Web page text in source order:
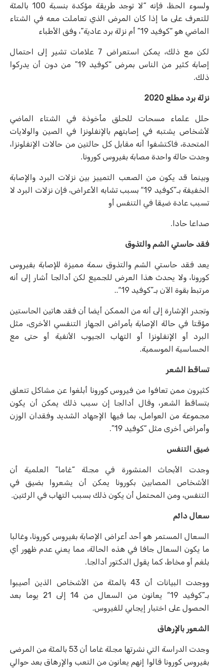
ولسوء الحظ، فإنه “لا توجد طريقة مؤكدة بنسبة 100 بالمئة
للتعرف على ما إذا كان المرض الذي تعاملت معه في الشتاء
الماضي هو “كوفيد 19” أم نزلة برد عادية”، وفق الأطباء
لكن مع ذلك، يمكن استعراض 7 علامات تشير إلى احتمال
إصابة كثير من الناس بمرض “كوفيد 19” من دون أن يدركوا
ذلك.
نزلة برد مطلع 2020
حلل علماء مسحات للحلق مأخوذة في الشتاء الماضي
لأشخاص يشتبه في إصابتهم بالإنفلونزا في الصين والولايات
المتحدة، فاكتشفوا أنه مقابل كل حالتين من حالات الإنفلونزا،
وجدت حالة واحدة مصابة بفيروس كورونا.
وبينما قد يكون من الصعب التمييز بين نزلات البرد والإصابة
الخفيفة بـ”كوفيد 19″ بسبب تشابه الأعراض، فإن نزلات البرد لا
تسبب عادة ضيقا في التنفس أو
صداعا حادا.
فقد حاستي الشم والتذوق
يعد فقد حاستي الشم والتذوق سمة مميزة للإصابة بفيروس
كورونا، ولا يحدث هذا العرض للجميع لكن أدالجا أشار إلى أنه
مرتبط بقوة الآن بـ”كوفيد 19″..
وتجدر الإشارة إلى أنه من الممكن أيضا أن فقد هاتين الحاستين
مؤقتا في حالة الإصابة بأمراض الجهاز التنفسي الأخرى، مثل
البرد أو الإنفلونزا أو التهاب الجيوب الأنفية أو حتى مع
الحساسية الموسمية.
تساقط الشعر
كثيرون ممن تعافوا من فيروس كورونا أبلغوا عن مشاكل تتعلق
بتساقط الشعر، وقال أدالجا إن سبب ذلك يمكن أن يكون
مجموعة من العوامل، بما فيها الإجهاد الشديد وفقدان الوزن
وأمراض أخرى مثل “كوفيد 19”.
ضيق التنفس
وجدت الأبحاث المنشورة في مجلة “غاما” العلمية أن
الأشخاص المصابين بكورونا يمكن أن يشعروا بضيق في
التنفس، ومن المحتمل أن يكون ذلك بسبب التهاب في الرئتين.
سعال دائم
السعال المستمر هو أحد أعراض الإصابة بفيروس كورونا، وغالبا
ما يكون السعال جافا في هذه الحالة، مما يعني عدم ظهور أي
بلغم أو مخاط، كما يقول الدكتور أدالجا.
ووجدت البيانات أن 43 بالمئة من الأشخاص الذين أصيبوا
بـ”كوفيد 19″ يعانون من السعال من 14 إلى 21 يوما بعد
الحصول على اختبار إيجابي للفيروس.
الشعور بالإرهاق
وجدت الدراسة التي نشرتها مجلة غاما أن 53 بالمئة من المرضى
بفيروس كورونا قالوا إنهم يعانون من التعب والإرهاق بعد حوالي